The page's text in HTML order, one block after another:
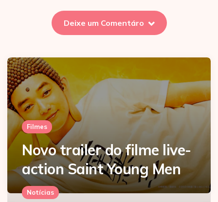
Deixe um Comentáro
Filmes
Novo trailer do filme live-
action Saint Young Men
Notícias